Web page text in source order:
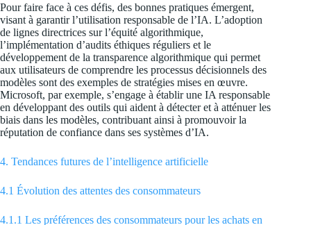
Pour faire face à ces défis, des bonnes pratiques émergent,
visant à garantir l’utilisation responsable de l’IA. L’adoption
de lignes directrices sur l’équité algorithmique,
l’implémentation d’audits éthiques réguliers et le
développement de la transparence algorithmique qui permet
aux utilisateurs de comprendre les processus décisionnels des
modèles sont des exemples de stratégies mises en œuvre.
Microsoft, par exemple, s’engage à établir une IA responsable
en développant des outils qui aident à détecter et à atténuer les
biais dans les modèles, contribuant ainsi à promouvoir la
réputation de confiance dans ses systèmes d’IA.
4. Tendances futures de l’intelligence artificielle
4.1 Évolution des attentes des consommateurs
4.1.1 Les préférences des consommateurs pour les achats en